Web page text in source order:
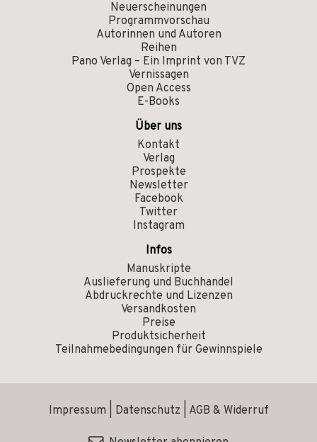
Neuerscheinungen
Programmvorschau
Autorinnen und Autoren
Reihen
Pano Verlag – Ein Imprint von TVZ
Vernissagen
Open Access
E-Books
Über uns
Kontakt
Verlag
Prospekte
Newsletter
Facebook
Twitter
Instagram
Infos
Manuskripte
Auslieferung und Buchhandel
Abdruckrechte und Lizenzen
Versandkosten
Preise
Produktsicherheit
Teilnahmebedingungen für Gewinnspiele
Impressum Datenschutz AGB & Widerruf